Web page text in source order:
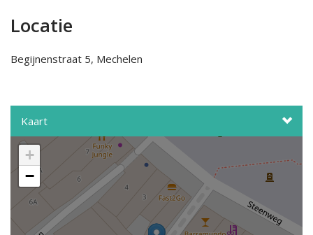
Locatie
Begijnenstraat 5, Mechelen
Kaart
+
−